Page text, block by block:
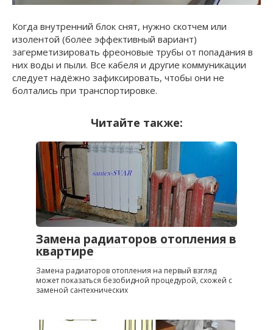
Когда внутренний блок снят, нужно скотчем или
изолентой (более эффективный вариант)
загерметизировать фреоновые трубы от попадания в
них воды и пыли. Все кабеля и другие коммуникации
следует надёжно зафиксировать, чтобы они не
болтались при транспортировке.
Читайте также:
Замена радиаторов отопления в
квартире
Замена радиаторов отопления на первый взгляд
может показаться безобидной процедурой, схожей с
заменой сантехнических